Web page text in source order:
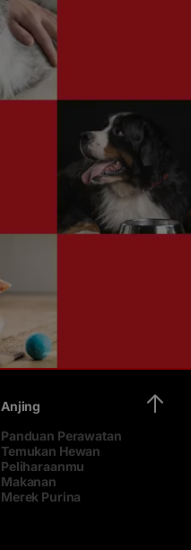
Anjing
Panduan Perawatan
Temukan Hewan
Peliharaanmu
Makanan
Merek Purina